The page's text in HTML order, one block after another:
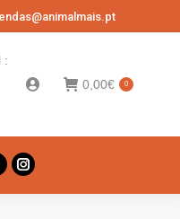
:
0,00€ 0
Instagram
page